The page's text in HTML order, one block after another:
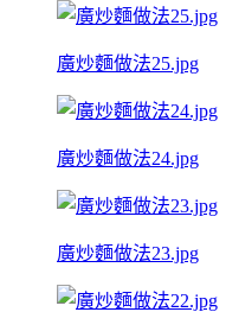
廣炒麵做法25.jpg
廣炒麵做法24.jpg
廣炒麵做法23.jpg